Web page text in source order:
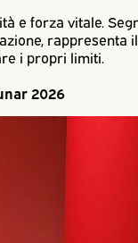
e forza vitale.
rappresenta il
i propri limiti.
2026